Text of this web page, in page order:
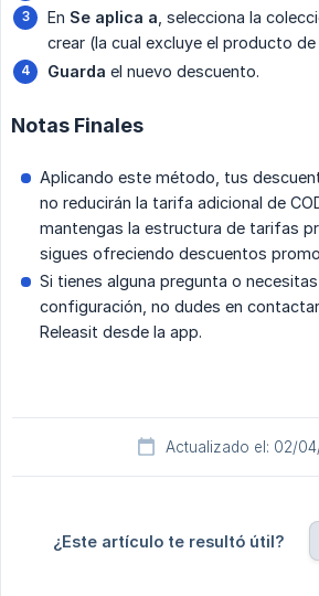
En Se aplica a , selecciona la
crear (la cual excluye el producto
Guarda el nuevo descuento.
Notas Finales
Aplicando este método, tus
no reducirán la tarifa adicional de
mantengas la estructura de tarifas
sigues ofreciendo descuentos
Si tienes alguna pregunta o
configuración, no dudes en
Releasit desde la app.
Actualizado el: 02/
¿Este artículo te resultó útil?